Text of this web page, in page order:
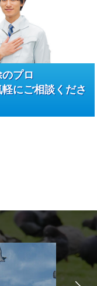
プロ
にご相談くださ